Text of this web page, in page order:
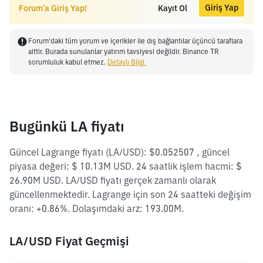
Forum’a Giriş Yap! Kayıt Ol Giriş Yap
Forum'daki tüm yorum ve içerikler ile dış bağlantılar üçüncü taraflara
aittir. Burada sunulanlar yatırım tavsiyesi değildir. Binance TR
sorumluluk kabul etmez. Detaylı Bilgi.
Bugünkü LA fiyatı
Güncel Lagrange fiyatı (LA/USD): $0.052507 , güncel
piyasa değeri: $ 10.13M USD. 24 saatlik işlem hacmi: $
26.90M USD. LA/USD fiyatı gerçek zamanlı olarak
güncellenmektedir. Lagrange için son 24 saatteki değişim
oranı: +0.86%. Dolaşımdaki arz: 193.00M.
LA/USD Fiyat Geçmişi